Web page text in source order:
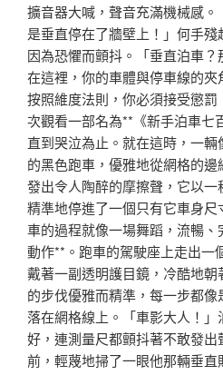
擴音器大喊，聲音充滿機械感
是垂直停在了牆壁上！」何手
因為恐懼而顫抖。「垂直泊車？
在這裡，你的車體與停車線的
按照維度法則，你必須接受懲
次觀看一部名為**《新手泊車七
直到哭泣為止。就在這時，一
的黑色跑車，優雅地從網格的
發出令人陶醉的摩擦聲，它以一
精準地停進了一個只有它車身
車的過程就像一場舞蹈，流暢
動作**。跑車的駕駛座上走出一
戴著一副透明護目鏡，冷酷地
的步伐優雅而精準，每一步都
落在網格線上。「車影大人！
好，連測量尺都顫抖著不敢發
前，輕蔑地掃了一眼他那輛垂